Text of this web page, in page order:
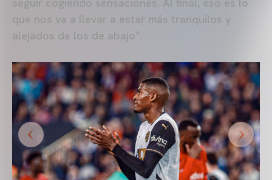
que nos va a llevar a estar más tranquilos y
alejados de los de abajo”.